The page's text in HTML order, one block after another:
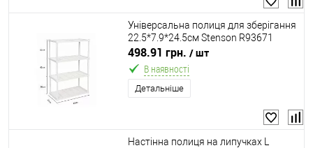
Універсальна полиця для зберігання
22.5*7.9*24.5см Stenson R93671
498.91 грн. / шт
В наявності
Детальніше
Настінна полиця на липучках L